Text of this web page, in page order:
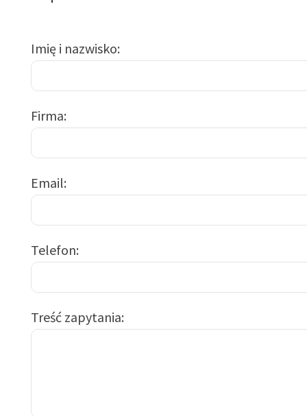
Imię i nazwisko
Firma
Email
Telefon
Treść zapytania